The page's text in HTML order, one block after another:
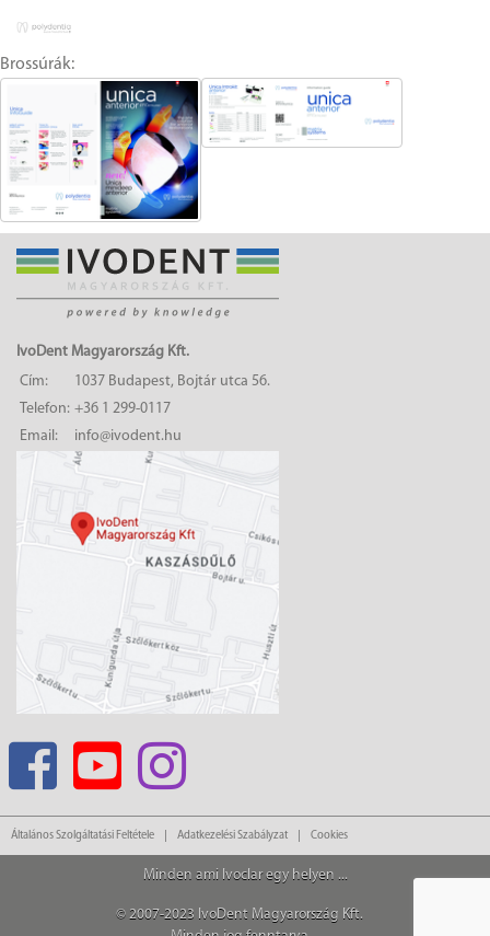
Brossúrák:
IvoDent Magyarország Kft.
Cím:
1037 Budapest, Bojtár utca 56.
Telefon: +36 1 299-0117
Email:
info@ivodent.hu
Általános Szolgáltatási Feltétele Adatkezelési Szabályzat Cookies
© 2007-2023 IvoDent Magyarország Kft.
Minden ami Ivoclar egy helyen ...